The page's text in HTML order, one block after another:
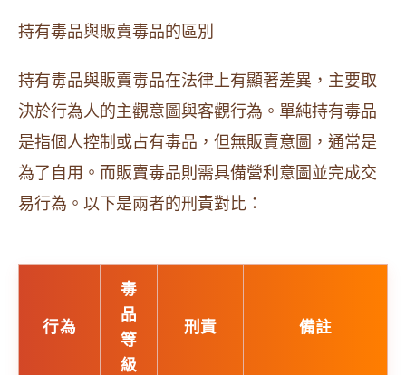
持有毒品與販賣毒品的區別
持有毒品與販賣毒品在法律上有顯著差異，主要取
決於行為人的主觀意圖與客觀行為。單純持有毒品
是指個人控制或占有毒品，但無販賣意圖，通常是
為了自用。而販賣毒品則需具備營利意圖並完成交
易行為。以下是兩者的刑責對比：
行為
毒
品
等
級
刑責 備註